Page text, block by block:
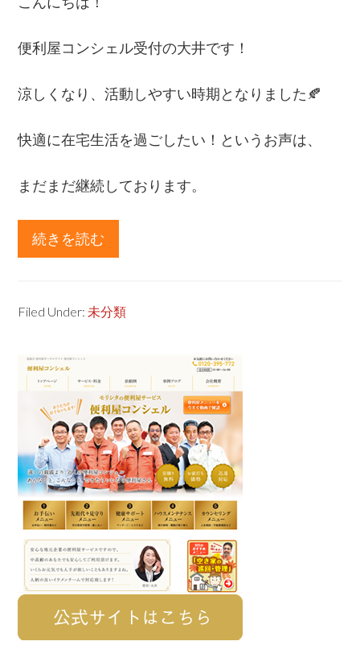
ェ
★
便利屋コンシェル受付の大井です！
涼しくなり、活動しやすい時期となりました🍂
快適に在宅生活を過ごしたい！というお声は、
まだまだ継続しております。
続きを読む
不
品
＆
植
木
の
剪
定！
姫
路
便
利
屋
Filed Under: 未分類
Primary
Sidebar